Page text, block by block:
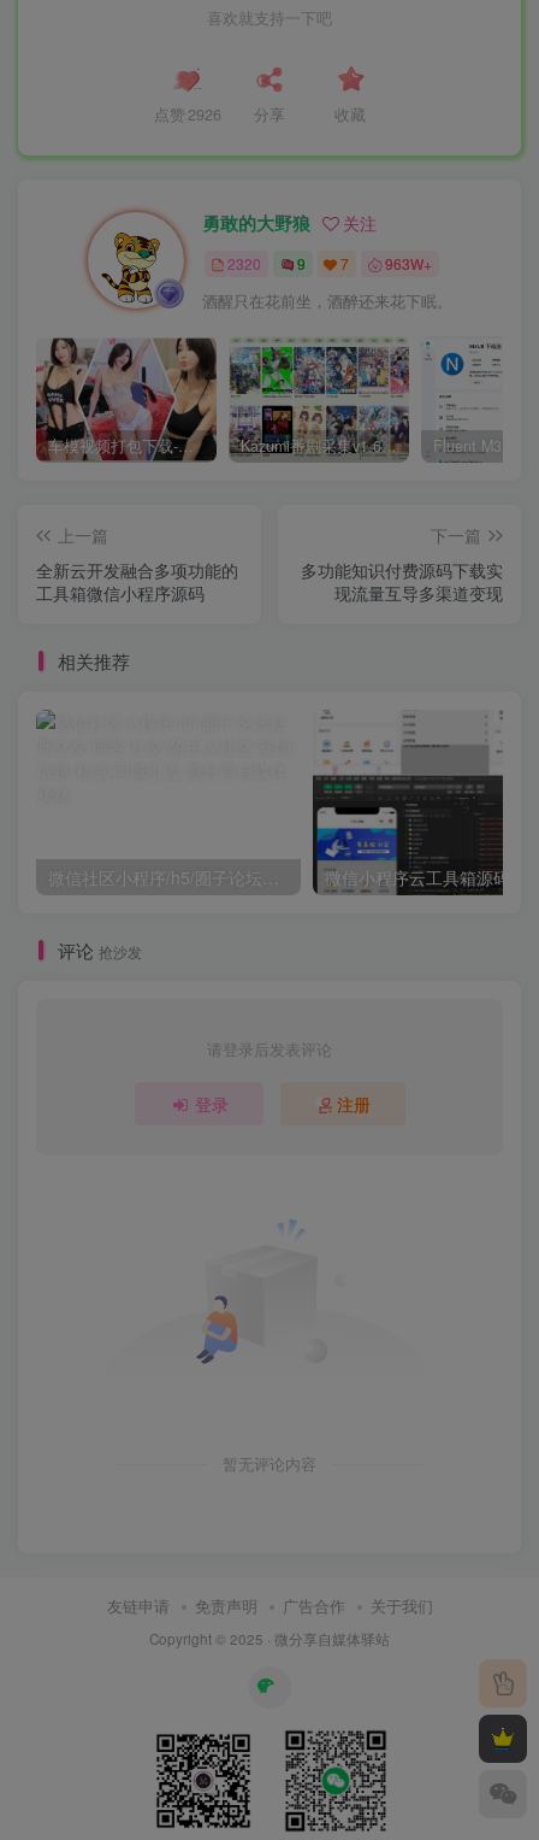
喜欢就支持一下吧
点赞 2926 分享 收藏
勇敢的大野狼 关注
2320 9 7 963W+
酒醒只在花前坐，酒醉还来花下眠。
车模视频打包下载-高清无水印版 Kazumi番剧采集v1.6.9：支持自定义规则+在线观看+弹幕，跨平台下载
上一篇
全新云开发融合多项功能的
工具箱微信小程序源码
下一篇
多功能知识付费源码下载实
现流量互导多渠道变现
相关推荐
微信社区小程序/h5/圈子论坛贴吧交友/博客/社交/陌生人社交/宠物/话题/私域/同城引流 微信小程序云工具箱源码
评论 抢沙发
请登录后发表评论
登录 注册
暂无评论内容
友链申请 免责声明 广告合作 关于我们
Copyright © 2025 · 微分享自媒体驿站